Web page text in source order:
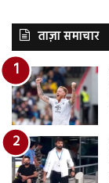
ताज़ा समाचार